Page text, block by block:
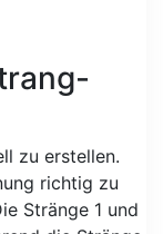
zu erstellen.
richtig zu
Stränge 1 und